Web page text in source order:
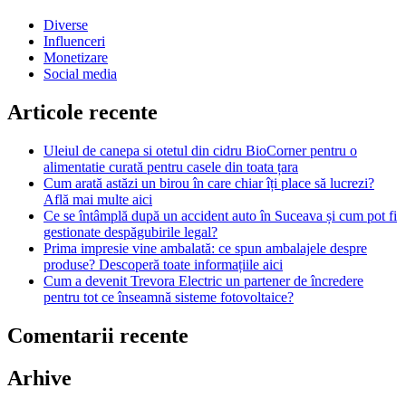
Diverse
Influenceri
Monetizare
Social media
Articole recente
Uleiul de canepa si otetul din cidru BioCorner pentru o
alimentatie curată pentru casele din toata țara
Cum arată astăzi un birou în care chiar îți place să lucrezi?
Află mai multe aici
Ce se întâmplă după un accident auto în Suceava și cum pot fi
gestionate despăgubirile legal?
Prima impresie vine ambalată: ce spun ambalajele despre
produse? Descoperă toate informațiile aici
Cum a devenit Trevora Electric un partener de încredere
pentru tot ce înseamnă sisteme fotovoltaice?
Comentarii recente
Arhive